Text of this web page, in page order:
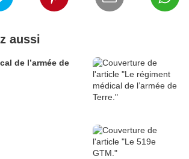
aussi
de l’armée de